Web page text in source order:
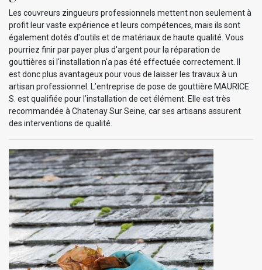
Les couvreurs zingueurs professionnels mettent non seulement à
profit leur vaste expérience et leurs compétences, mais ils sont
également dotés d'outils et de matériaux de haute qualité. Vous
pourriez finir par payer plus d'argent pour la réparation de
gouttières si l'installation n'a pas été effectuée correctement. Il
est donc plus avantageux pour vous de laisser les travaux à un
artisan professionnel. L’entreprise de pose de gouttière MAURICE
S. est qualifiée pour l’installation de cet élément. Elle est très
recommandée à Chatenay Sur Seine, car ses artisans assurent
des interventions de qualité.